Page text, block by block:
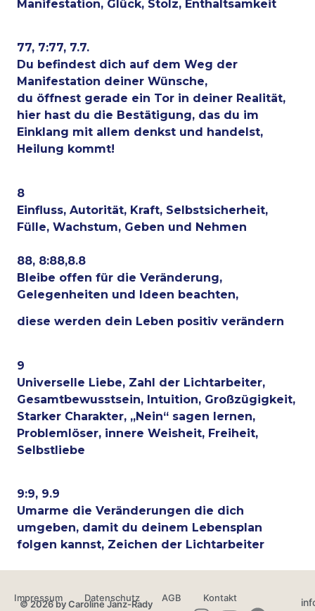
Manifestation, Glück, Stolz, Enthaltsamkeit
77, 7:77, 7.7.
Du befindest dich auf dem Weg der
Manifestation deiner Wünsche,
du öffnest gerade ein Tor in deiner Realität,
hier hast du die Bestätigung, das du im
Einklang mit allem denkst und handelst,
Heilung kommt!
8
Einfluss, Autorität, Kraft, Selbstsicherheit,
Fülle, Wachstum, Geben und Nehmen
88, 8:88,8.8
Bleibe offen für die Veränderung,
Gelegenheiten und Ideen beachten,
diese werden dein Leben positiv verändern
9
Universelle Liebe, Zahl der Lichtarbeiter,
Gesamtbewusstsein, Intuition, Großzügigkeit,
Starker Charakter, „Nein“ sagen lernen,
Problemlöser, innere Weisheit, Freiheit,
Selbstliebe
9:9, 9.9
Umarme die Veränderungen die dich
umgeben, damit du deinem Lebensplan
folgen kannst, Zeichen der Lichtarbeiter
Impressum Datenschutz AGB Kontakt
© 2026 by Caroline Janz-Rady